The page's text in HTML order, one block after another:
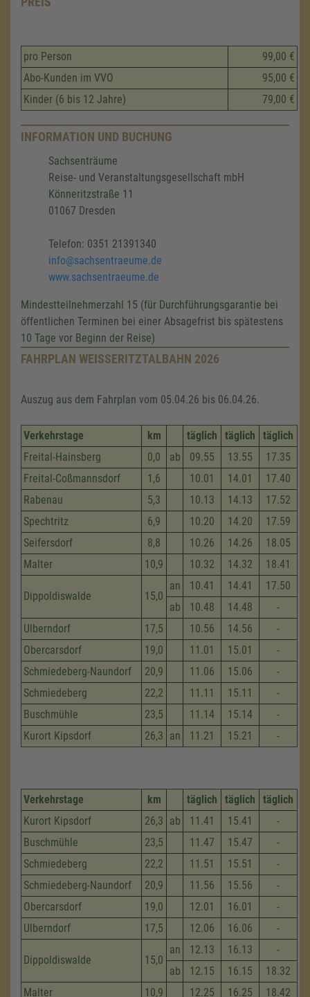
pro Person
99,00 €
Abo-Kunden im VVO
95,00 €
Kinder (6 bis 12 Jahre)
79,00 €
INFORMATION UND BUCHUNG
Sachsenträume
Reise- und Veranstaltungsgesellschaft mbH
Könneritzstraße 11
01067 Dresden
Telefon: 0351 21391340
info@sachsentraeume.de
www.sachsentraeume.de
Mindestteilnehmerzahl 15 (für Durchführungsgarantie bei
öffentlichen Terminen bei einer Absagefrist bis spätestens
10 Tage vor Beginn der Reise)
FAHRPLAN WEISSERITZTALBAHN 2026
Auszug aus dem Fahrplan vom 05.04.26 bis 06.04.26.
Verkehrstage km täglich täglich
täglich
Freital-Hainsberg
0,0 ab 09.55 13.55
17.35
Freital-Coßmannsdorf
1,6 10.01 14.01
17.40
Rabenau
5,3 10.13 14.13
17.52
Spechtritz
6,9 10.20 14.20
17.59
Seifersdorf
8,8 10.26 14.26
18.05
Malter
10,9 10.32 14.32 18.41
Dippoldiswalde 15,0
an 10.41 14.41
17.50
ab
10.48 14.48
-
Ulberndorf
17,5 10.56 14.56
-
Obercarsdorf
19,0 11.01 15.01
-
Schmiedeberg-Naundorf
20,9 11.06 15.06
-
Schmiedeberg
22,2 11.11 15.11
-
Buschmühle
23,5 11.14 15.14
-
Kurort Kipsdorf
26,3 an 11.21 15.21 -
Verkehrstage km täglich täglich
täglich
Kurort Kipsdorf
26,3 ab 11.41 15.41
-
Buschmühle
23,5 11.47 15.47
-
Schmiedeberg
22,2 11.51 15.51
-
Schmiedeberg-Naundorf
20,9 11.56 15.56
-
Obercarsdorf
19,0 12.01 16.01
-
Ulberndorf
17,5 12.06 16.06 -
Dippoldiswalde 15,0
an 12.13 16.13
-
ab
12.15 16.15
18.32
Malter
10,9 12.25 16.25
18.42